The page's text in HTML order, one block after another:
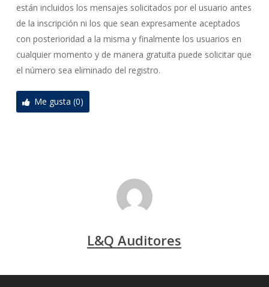
están incluidos los mensajes solicitados por el usuario antes
de la inscripción ni los que sean expresamente aceptados
con posterioridad a la misma y finalmente los usuarios en
cualquier momento y de manera gratuita puede solicitar que
el número sea eliminado del registro.
Me gusta (0)
L&Q Auditores